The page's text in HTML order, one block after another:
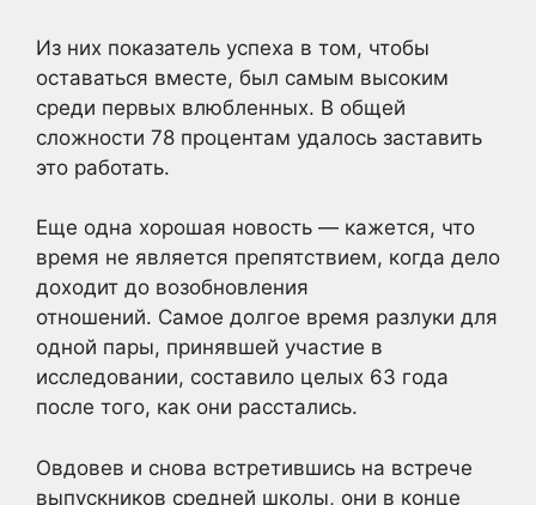
Из них показатель успеха в том, чтобы
оставаться вместе, был самым высоким
среди первых влюбленных. В общей
сложности 78 процентам удалось заставить
это работать.
Еще одна хорошая новость — кажется, что
время не является препятствием, когда дело
доходит до возобновления
отношений. Самое долгое время разлуки для
одной пары, принявшей участие в
исследовании, составило целых 63 года
после того, как они расстались.
Овдовев и снова встретившись на встрече
выпускников средней школы, они в конце